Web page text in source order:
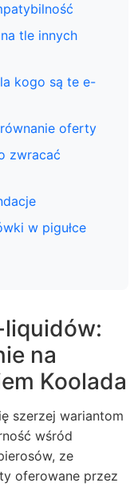
tle innych
kogo są te e-
oferty
zwracać
w pigułce
liquidów:
na
Koolada
szerzej wariantom
wśród
ze
oferowane przez